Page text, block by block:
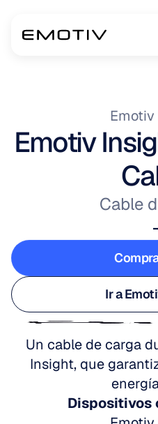
Emotiv
Cable
-
Ir a
Ir a
Un cable de carga
Insight, que
Dispositivos